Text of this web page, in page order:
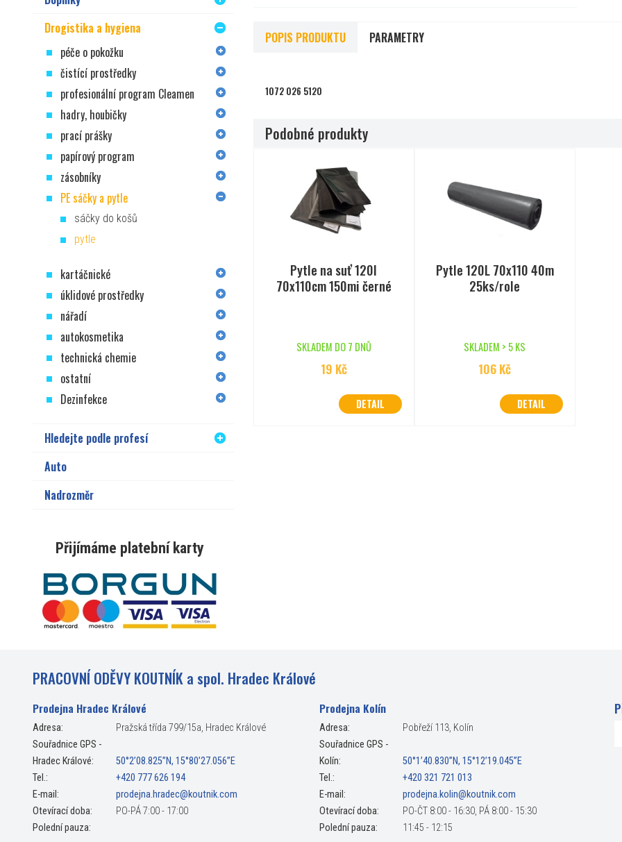
POPIS PRODUKTU PARAMETRY
1072 026 5120
Podobné produkty
Pytle na suť 120l
70x110cm 150mi černé
SKLADEM DO 7 DNŮ
19 Kč
DETAIL
Pytle 120L 70x110 40m
25ks/role
SKLADEM > 5 KS
106Kč
DETAIL
Drogistika a hygiena
péče o pokožku
čistící prostředky
profesionální program Cleamen
hadry, houbičky
prací prášky
papírový program
zásobníky
PE sáčky a pytle
sáčky do košů
pytle
kartáčnické
úklidové prostředky
nářadí
autokosmetika
technická chemie
ostatní
Dezinfekce
Hledejte podle profesí
Auto
Nadrozměr
Přijímáme platební karty
PRACOVNÍ ODĚVY KOUTNÍK a spol. Hradec Králové
Prodejna Hradec Králové
Adresa:
Pražská třída 799/15a, Hradec Králové
Souřadnice GPS -
Hradec Králové:
50°2’08.825”N, 15°80’27.056”E
Tel.:
+420 777 626 194
E-mail:
prodejna.hradec@koutnik.com
Otevírací doba:
PO-PÁ 7:00 - 17:00
Polední pauza:
Prodejna Kolín
Adresa:
Pobřeží 113, Kolín
Souřadnice GPS -
Kolín:
50°1’40.830”N, 15°12’19.045”E
Tel.:
+420 321 721 013
E-mail:
prodejna.kolin@koutnik.com
Otevírací doba:
PO-ČT 8:00 - 16:30, PÁ 8:00 - 15:30
Polední pauza:
11:45 - 12:15